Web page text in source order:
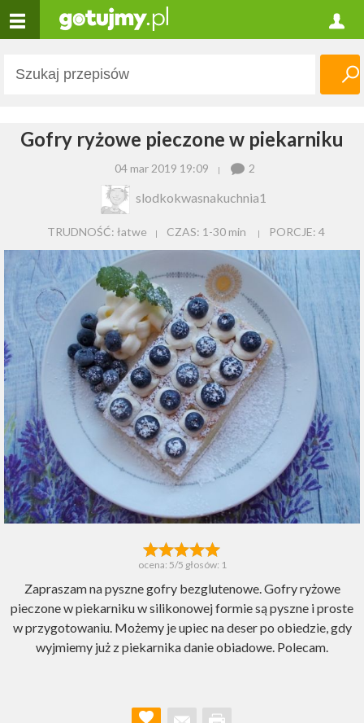
Gofry ryżowe pieczone w piekarniku
04 mar 2019 19:09 2
slodkokwasnakuchnia1
TRUDNOŚĆ: łatwe CZAS: 1-30 min PORCJE: 4
ocena: 5/5 głosów: 1
Zapraszam na pyszne gofry bezglutenowe. Gofry ryżowe
pieczone w piekarniku w silikonowej formie są pyszne i proste
w przygotowaniu. Możemy je upiec na deser po obiedzie, gdy
wyjmiemy już z piekarnika danie obiadowe. Polecam.